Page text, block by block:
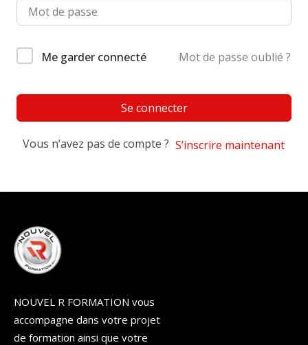
Me garder connecté Mot de passe oublié ?
Se connecter
Vous n’avez pas de compte ? S’inscrire maintenant
NOUVEL R FORMATION vous
accompagne dans votre projet
de formation ainsi que votre